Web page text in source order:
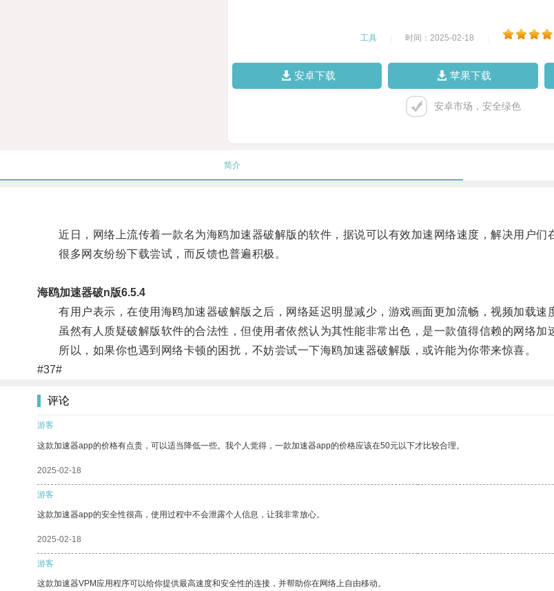
工具 时间：2025-02-18
安卓下载 苹果下载
安卓市场，安全绿色
简介
近日，网络上流传着一款名为海鸥加速器破解版的软件，据说可以有效加速网络速度，解决用户们
很多网友纷纷下载尝试，而反馈也普遍积极。
海鸥加速器破n版6.5.4
有用户表示，在使用海鸥加速器破解版之后，网络延迟明显减少，游戏画面更加流畅，视频加载速
虽然有人质疑破解版软件的合法性，但使用者依然认为其性能非常出色，是一款值得信赖的网络加
所以，如果你也遇到网络卡顿的困扰，不妨尝试一下海鸥加速器破解版，或许能为你带来惊喜。
#37#
评论
游客
这款加速器app的价格有点贵，可以适当降低一些。我个人觉得，一款加速器app的价格应该在50元以下才比较合理。
2025-02-18
游客
这款加速器app的安全性很高，使用过程中不会泄露个人信息，让我非常放心。
2025-02-18
游客
这款加速器VPM应用程序可以给你提供最高速度和安全性的连接，并帮助你在网络上自由移动。